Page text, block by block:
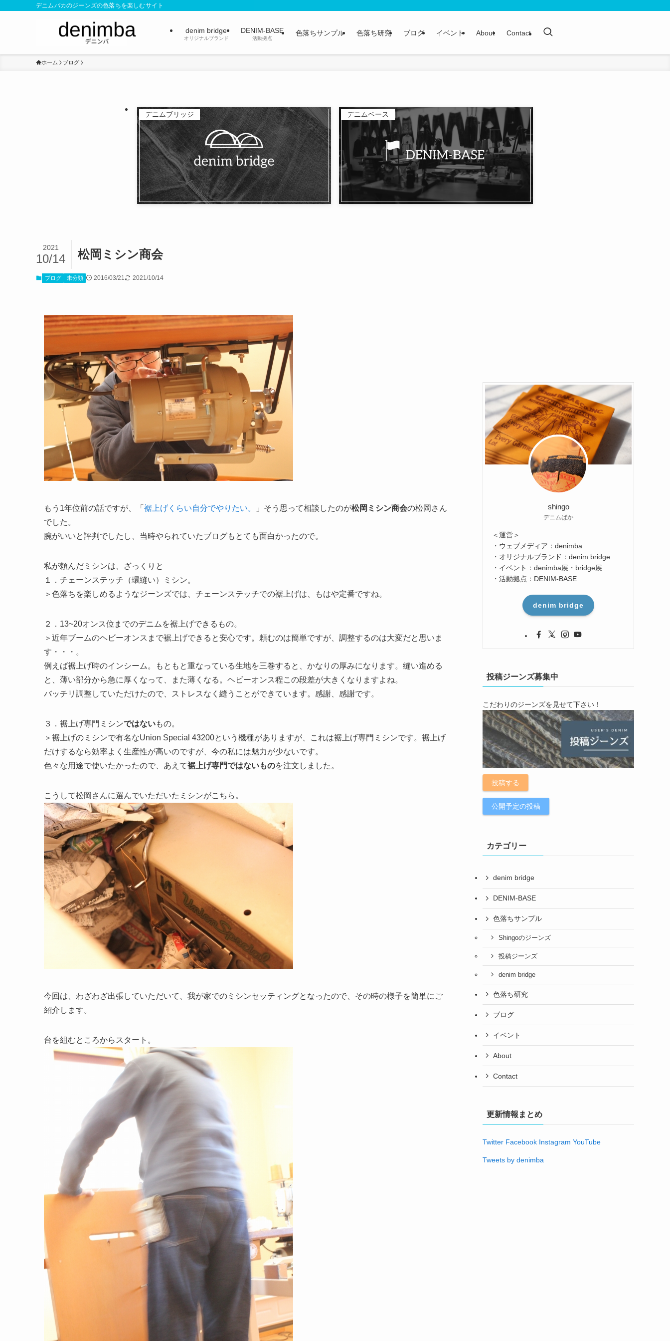
デニムバカのジーンズの色落ちを楽しむサイト
denim bridge
オリジナルブランド
DENIM-BASE
活動拠点
色落ちサンプル 色落ち研究 ブログ イベント About Contact
ホーム ブログ
デニムブリッジ デニムベース
松岡ミシン商会
2021
10/14
ブログ 未分類 2016/03/21 2021/10/14
もう1年位前の話ですが、「 裾上げくらい自分でやりたい。 」そう思って相談したのが松岡ミシン商会の松岡さん
でした。
腕がいいと評判でしたし、当時やられていたブログもとても面白かったので。
私が頼んだミシンは、ざっくりと
１．チェーンステッチ（環縫い）ミシン。
＞色落ちを楽しめるようなジーンズでは、チェーンステッチでの裾上げは、もはや定番ですね。
２．13~20オンス位までのデニムを裾上げできるもの。
＞近年ブームのヘビーオンスまで裾上げできると安心です。頼むのは簡単ですが、調整するのは大変だと思いま
す・・・。
例えば裾上げ時のインシーム。もともと重なっている生地を三巻すると、かなりの厚みになります。縫い進める
と、薄い部分から急に厚くなって、また薄くなる。ヘビーオンス程この段差が大きくなりますよね。
バッチリ調整していただけたので、ストレスなく縫うことができています。感謝、感謝です。
３．裾上げ専門ミシンではないもの。
＞裾上げのミシンで有名なUnion Special 43200という機種がありますが、これは裾上げ専門ミシンです。裾上げ
だけするなら効率よく生産性が高いのですが、今の私には魅力が少ないです。
色々な用途で使いたかったので、あえて裾上げ専門ではないものを注文しました。
こうして松岡さんに選んでいただいたミシンがこちら。
今回は、わざわざ出張していただいて、我が家でのミシンセッティングとなったので、その時の様子を簡単にご
紹介します。
台を組むところからスタート。
shingo
デニムばか
＜運営＞
・ウェブメディア：denimba
・オリジナルブランド：denim bridge
・イベント：denimba展・bridge展
・活動拠点：DENIM-BASE
denim bridge
投稿ジーンズ募集中
こだわりのジーンズを見せて下さい！
投稿する
公開予定の投稿
カテゴリー
denim bridge
DENIM-BASE
色落ちサンプル
Shingoのジーンズ
投稿ジーンズ
denim bridge
色落ち研究
ブログ
イベント
About
Contact
更新情報まとめ
Twitter Facebook Instagram YouTube
Tweets by denimba